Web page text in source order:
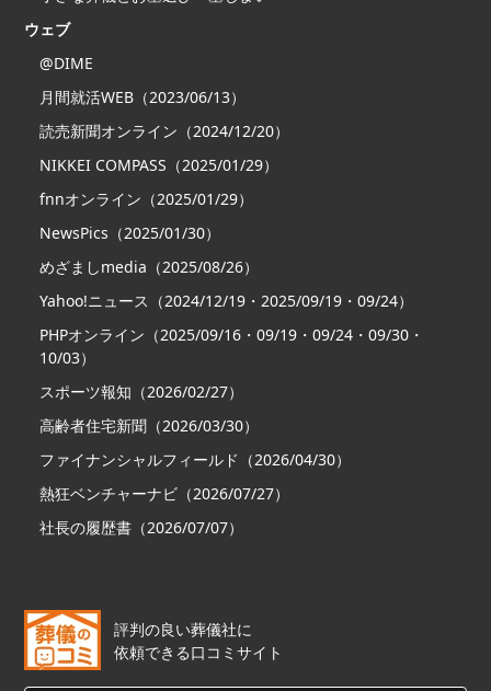
ウェブ
@DIME
月間就活WEB（2023/06/13）
読売新聞オンライン（2024/12/20）
NIKKEI COMPASS（2025/01/29）
fnnオンライン（2025/01/29）
NewsPics（2025/01/30）
めざましmedia（2025/08/26）
Yahoo!ニュース（2024/12/19・2025/09/19・09/24）
PHPオンライン（2025/09/16・09/19・09/24・09/30・
10/03）
スポーツ報知（2026/02/27）
高齢者住宅新聞（2026/03/30）
ファイナンシャルフィールド（2026/04/30）
熱狂ベンチャーナビ（2026/07/27）
社長の履歴書（2026/07/07）
評判の良い葬儀社に
依頼できる口コミサイト